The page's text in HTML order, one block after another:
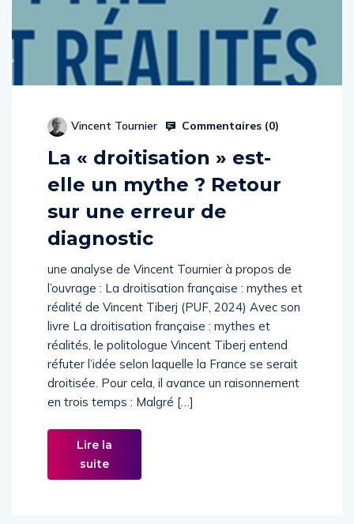
Vincent Tournier Commentaires (0)
La « droitisation » est-
elle un mythe ? Retour
sur une erreur de
diagnostic
une analyse de Vincent Tournier à propos de
l’ouvrage : La droitisation française : mythes et
réalité de Vincent Tiberj (PUF, 2024) Avec son
livre La droitisation française : mythes et
réalités, le politologue Vincent Tiberj entend
réfuter l’idée selon laquelle la France se serait
droitisée. Pour cela, il avance un raisonnement
en trois temps : Malgré […]
Lire la
suite